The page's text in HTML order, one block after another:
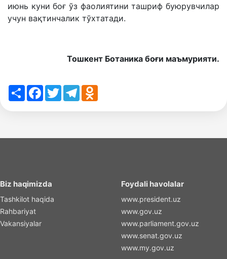
июнь куни боғ ўз фаолиятини ташриф буюрувчилар
учун вақтинчалик тўхтатади.
Тошкент Ботаника боғи маъмурияти.
ShareFacebook
TwitterTelegramOdnoklassniki
Biz haqimizda
Tashkilot haqida
Rahbariyat
Vakansiyalar
Foydali havolalar
www.president.uz
www.gov.uz
www.parliament.gov.uz
www.senat.gov.uz
www.my.gov.uz